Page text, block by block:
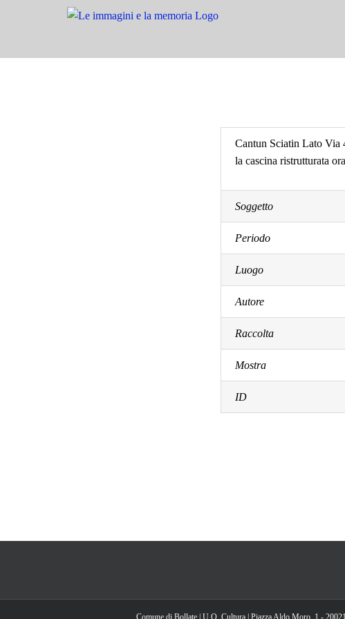
Cantun Sciatin Lato Via
la cascina ristrutturata
Soggetto
Periodo
Luogo
Autore
Raccolta
Mostra
ID
Comune di Bollate | U.O. Cultura | Piazza Aldo Moro, 1 -